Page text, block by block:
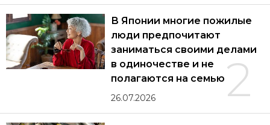
2
В Японии многие пожилые
люди предпочитают
заниматься своими делами
в одиночестве и не
полагаются на семью
26.07.2026